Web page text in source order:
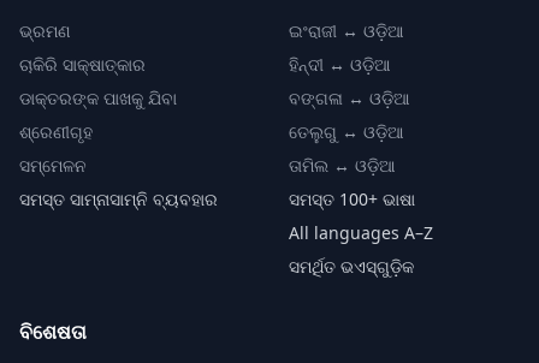
ଭ୍ରମଣ
ଚାକିରି ସାକ୍ଷାତ୍କାର
ଡାକ୍ତରଙ୍କ ପାଖକୁ ଯିବା
ଶ୍ରେଣୀଗୃହ
ସମ୍ମେଳନ
ସମସ୍ତ ସାମ୍ନାସାମ୍ନି ବ୍ୟବହାର
ଇଂରାଜୀ ↔ ଓଡ଼ିଆ
ହିନ୍ଦୀ ↔ ଓଡ଼ିଆ
ବଙ୍ଗଳା ↔ ଓଡ଼ିଆ
ତେଲୁଗୁ ↔ ଓଡ଼ିଆ
ତାମିଲ ↔ ଓଡ଼ିଆ
ସମସ୍ତ 100+ ଭାଷା
All languages A–Z
ସମର୍ଥିତ ଭଏସ୍‌ଗୁଡ଼ିକ
ବିଶେଷତା